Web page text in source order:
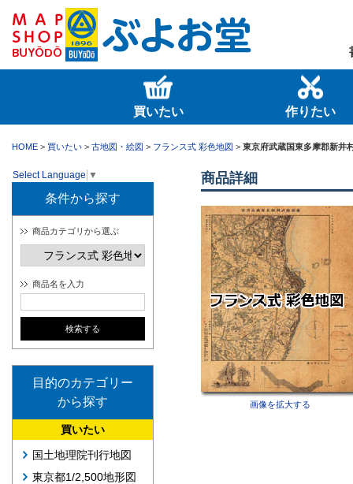
買いたい 作りたい
HOME > 買いたい > 古地図・絵図 > フランス式 彩色地図 > 東京府武蔵国東多摩郡新井
Select Language ▼
条件から探す
商品カテゴリから選ぶ
商品名を入力
目的のカテゴリー
から探す
買いたい
国土地理院刊行地図
東京都1/2,500地形図
商品詳細
画像を拡大する